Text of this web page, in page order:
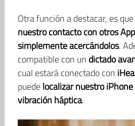
Otra función a destacar, es
nuestro contacto con otros
simplemente acercándolos.
compatible con un dictado
cual estará conectado con
puedelocalizar nuestro
vibración háptica.